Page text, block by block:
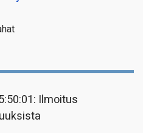
Ilmoitus